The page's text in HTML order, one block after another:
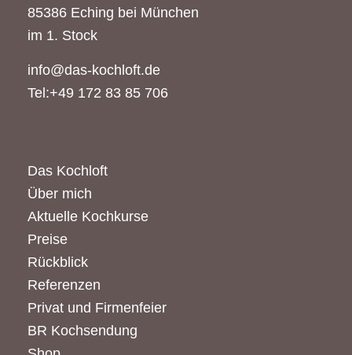
85386 Eching bei München
im 1. Stock
info@das-kochloft.de
Tel:+49 172 83 85 706
Das Kochloft
Über mich
Aktuelle Kochkurse
Preise
Rückblick
Referenzen
Privat und Firmenfeier
BR Kochsendung